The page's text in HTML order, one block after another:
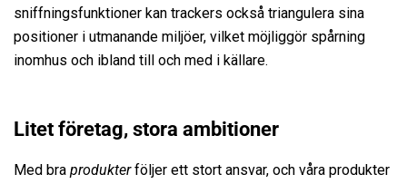
sniffningsfunktioner kan trackers också triangulera sina
positioner i utmanande miljöer, vilket möjliggör spårning
inomhus och ibland till och med i källare.
Litet företag, stora ambitioner
Med bra produkterföljer ett stort ansvar, och våra produkter